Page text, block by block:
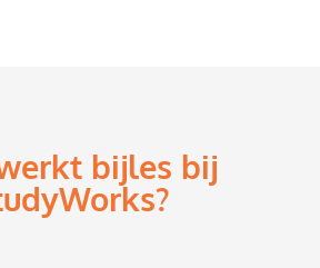
bijles bij